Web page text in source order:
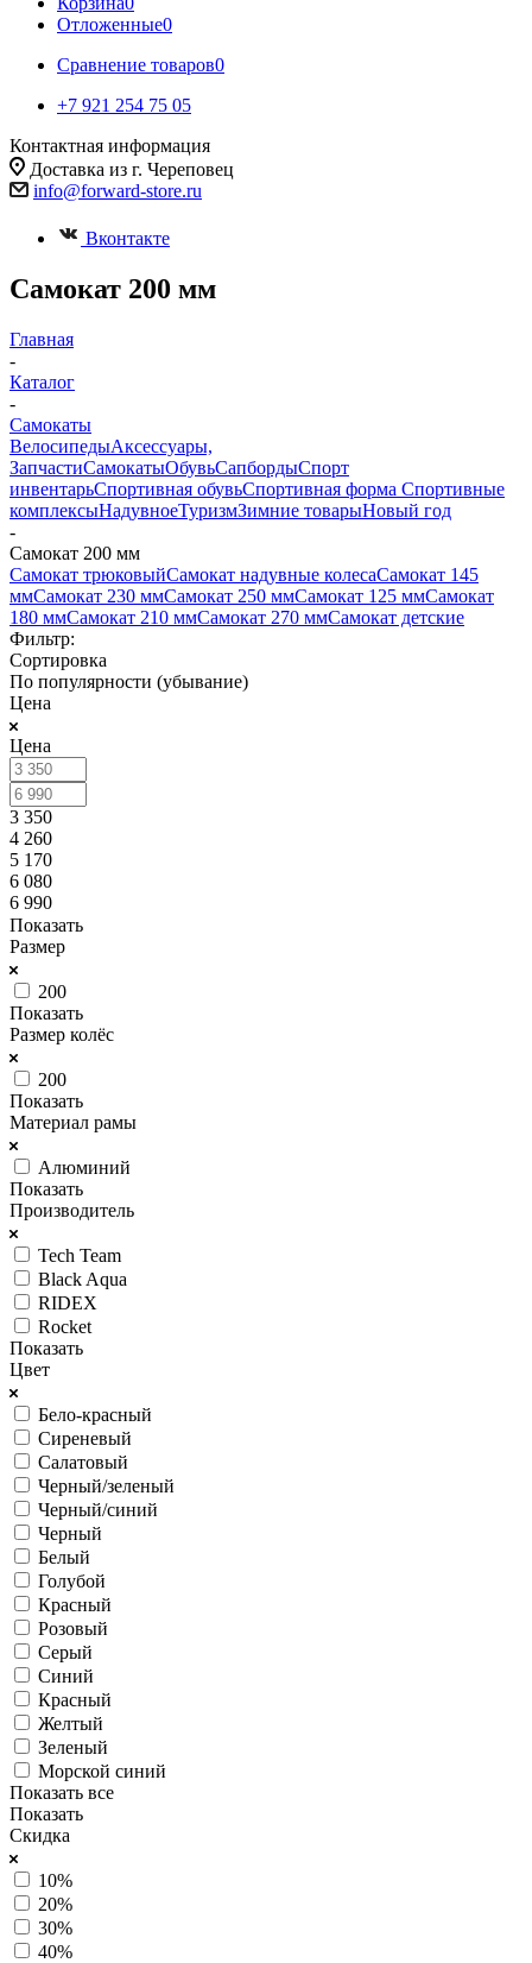
Отложенные0
Сравнение товаров0
+7 921 254 75 05
Контактная информация
Доставка из г. Череповец
info@forward-store.ru
Вконтакте
Самокат 200 мм
Главная
-
Каталог
-
Самокаты
ВелосипедыАксессуары,
ЗапчастиСамокатыОбувьСапбордыСпорт
инвентарьСпортивная обувьСпортивная форма Спортивные
комплексыНадувноеТуризмЗимние товарыНовый год
-
Самокат 200 мм
Самокат трюковыйСамокат надувные колесаСамокат 145
ммСамокат 230 ммСамокат 250 ммСамокат 125 ммСамокат
180 ммСамокат 210 ммСамокат 270 ммСамокат детские
Фильтр:
Сортировка
По популярности (убывание)
Цена
Цена
3 350
4 260
5 170
6 080
6 990
Показать
Размер
200
Показать
Размер колёс
200
Показать
Материал рамы
Алюминий
Показать
Производитель
Tech Team
Black Aqua
RIDEX
Rocket
Показать
Цвет
Бело-красный
Сиреневый
Салатовый
Черный/зеленый
Черный/синий
Черный
Белый
Голубой
Красный
Розовый
Серый
Синий
Красный
Желтый
Зеленый
Морской синий
Показать все
Показать
Скидка
10%
20%
30%
40%